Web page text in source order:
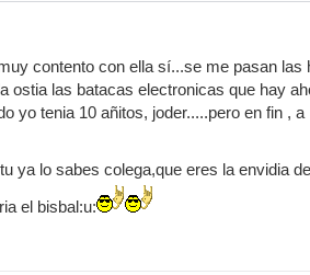
contento con ella sí...se me pasan
ostia las batacas electronicas que hay
yo tenia 10 añitos, joder.....pero en fin ,
ya lo sabes colega,que eres la envidia
el bisbal:u: